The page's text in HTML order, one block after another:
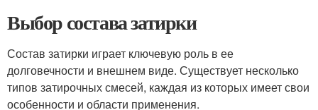
Выбор состава затирки
Состав затирки играет ключевую роль в ее
долговечности и внешнем виде. Существует несколько
типов затирочных смесей, каждая из которых имеет свои
особенности и области применения.